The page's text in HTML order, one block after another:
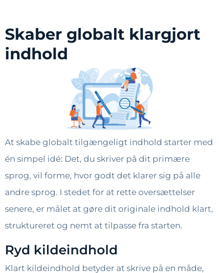
Skaber globalt klargjort
indhold
At skabe globalt tilgængeligt indhold starter med
én simpel idé: Det, du skriver på dit primære
sprog, vil forme, hvor godt det klarer sig på alle
andre sprog. I stedet for at rette oversættelser
senere, er målet at gøre dit originale indhold klart,
struktureret og nemt at tilpasse fra starten.
Ryd kildeindhold
Klart kildeindhold betyder at skrive på en måde,